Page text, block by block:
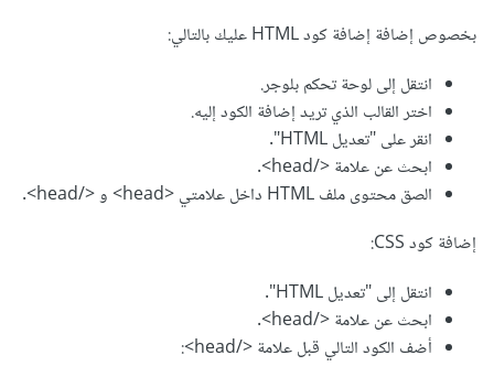
بخصوص إضافة إضافة كود HTML عليك بالتالي:
انتقل إلى لوحة تحكم بلوجر.
اختر القالب الذي تريد إضافة الكود إليه.
انقر على "تعديل HTML".
ابحث عن علامة </head>.
الصق محتوى ملف HTML داخل علامتي <head> و </head>.
إضافة كود CSS:
انتقل إلى "تعديل HTML".
ابحث عن علامة </head>.
أضف الكود التالي قبل علامة </head>: